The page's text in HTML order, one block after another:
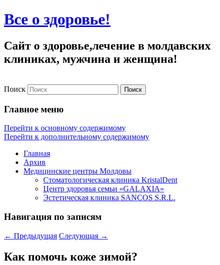
Все о здоровье!
Сайт о здоровье,лечение в молдавских
клиниках, мужчина и женщина!
Поиск
Главное меню
Перейти к основному содержимому
Перейти к дополнительному содержимому
Главная
Архив
Медицинские центры Молдовы
Стоматологическая клиника KristalDent
Центр здоровья семьи «GALAXIA»
Эстетическая клиника SANCOS S.R.L.
Навигация по записям
← Предыдущая Следующая →
Как помочь коже зимой?